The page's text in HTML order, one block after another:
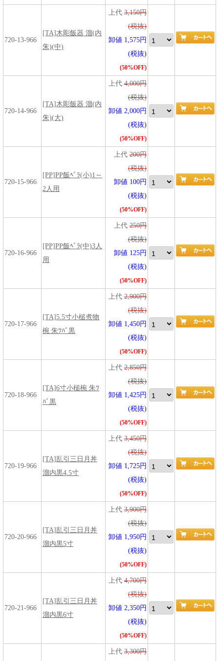
720-13-966
[TA]木彫飯器 溜(内
朱)(中)
上代 3,150円
(税抜)
卸値 1,575円
(税抜)
(50%OFF)
720-14-966
[TA]木彫飯器 溜(内
朱)(大)
上代 4,000円
(税抜)
卸値 2,000円
(税抜)
(50%OFF)
720-15-966
[PP]PP飯ﾍﾞﾗ(小)1～
2人用
上代 200円
(税抜)
卸値 100円
(税抜)
(50%OFF)
720-16-966
[PP]PP飯ﾍﾞﾗ(中)3人
用
上代 250円
(税抜)
卸値 125円
(税抜)
(50%OFF)
720-17-966
[TA]5.5寸小槌煮物
椀 朱ﾂﾊﾞ黒
上代 2,900円
(税抜)
卸値 1,450円
(税抜)
(50%OFF)
720-18-966
[TA]6寸小槌椀 朱ﾂ
ﾊﾞ黒
上代 2,850円
(税抜)
卸値 1,425円
(税抜)
(50%OFF)
720-19-966
[TA]乱引三日月丼
溜内黒4.5寸
上代 3,450円
(税抜)
卸値 1,725円
(税抜)
(50%OFF)
720-20-966
[TA]乱引三日月丼
溜内黒5寸
上代 3,900円
(税抜)
卸値 1,950円
(税抜)
(50%OFF)
720-21-966
[TA]乱引三日月丼
溜内黒6寸
上代 4,700円
(税抜)
卸値 2,350円
(税抜)
(50%OFF)
上代 3,300円